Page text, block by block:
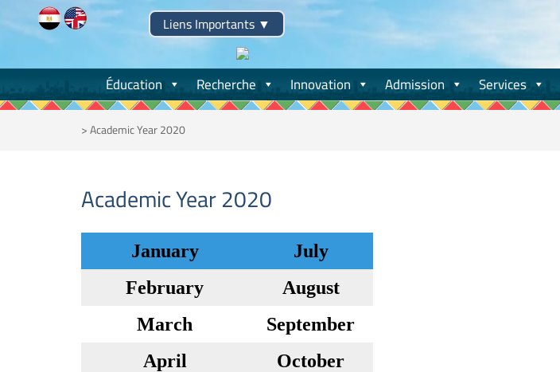
Liens Importants ▼
Skip
to
content
Éducation Recherche Innovation Admission Services
>Academic Year 2020
Academic Year 2020
January
July
February
August
March
September
April
October